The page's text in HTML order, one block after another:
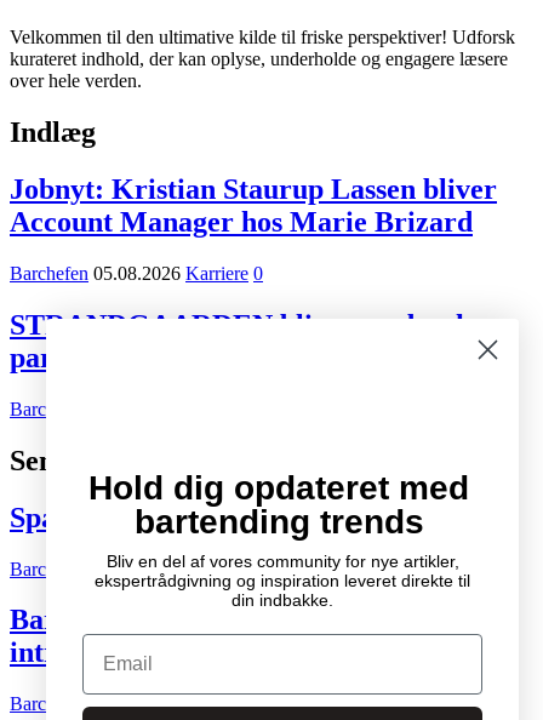
Velkommen til den ultimative kilde til friske perspektiver! Udforsk
kurateret indhold, der kan oplyse, underholde og engagere læsere
over hele verden.
Indlæg
Jobnyt: Kristian Staurup Lassen bliver
Account Manager hos Marie Brizard
Barchefen 05.08.2026 Karriere 0
STRANDGAARDEN bliver ny dansk
partner for Tiger Beer og Desperados
Barchefen
Seneste indlæg
Spændende cocktail- og drinksbøger
Barchefen 04.10.2007 Litteratur 2
Bartenderens grundbog – Den ultimative
introduktion til cocktailkunsten
Barchefen 04.05.2015Litteratur 0
Hold dig opdateret med
bartending trends
Bliv en del af vores community for nye artikler,
ekspertrådgivning og inspiration leveret direkte til
din indbakke.
Email